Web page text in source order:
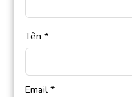
Tên *
Email *